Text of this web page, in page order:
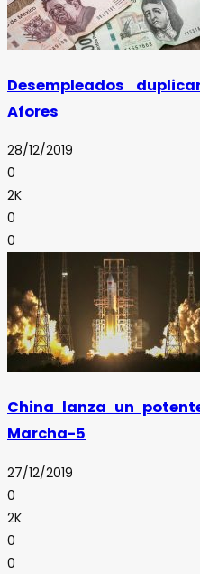
Desempleados
Afores
28/12/2019
0
2K
0
0
China lanza un
Marcha-5
27/12/2019
0
2K
0
0